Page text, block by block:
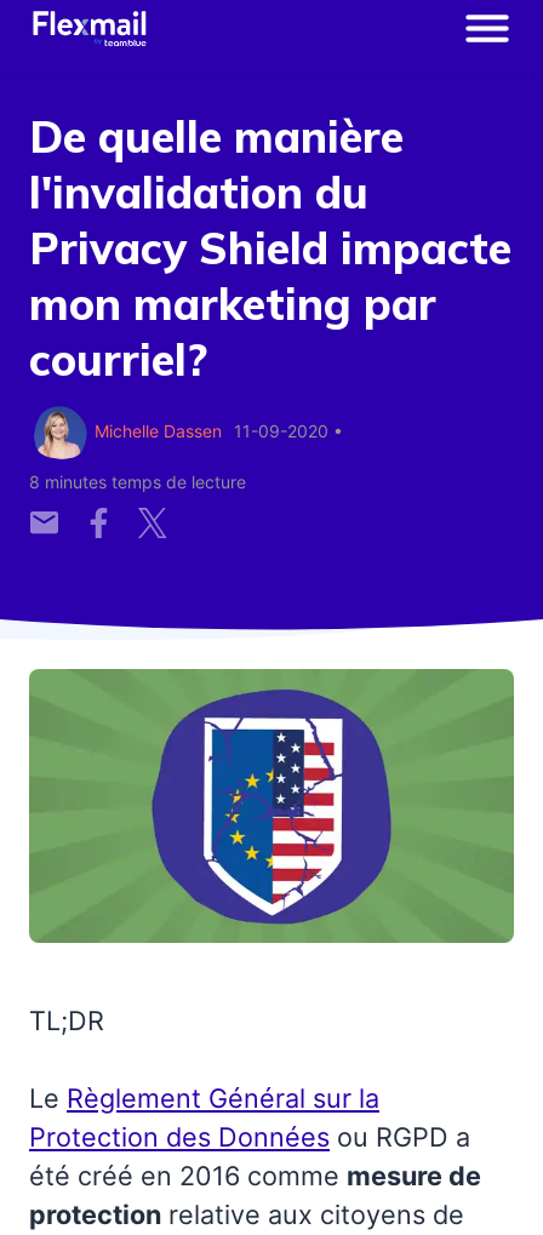
De quelle manière
l'invalidation du
Privacy Shield impacte
mon marketing par
courriel?
Michelle Dassen 11-09-2020 •
8 minutes temps de lecture
TL;DR
Le Règlement Général sur la
Protection des Données ou RGPD a
été créé en 2016 comme mesure de
protection relative aux citoyens de